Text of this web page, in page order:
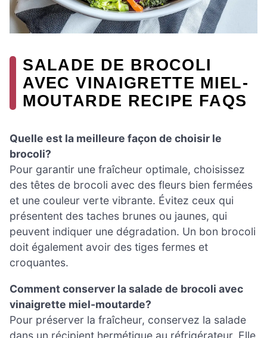
SALADE DE BROCOLI
AVEC VINAIGRETTE MIEL-
MOUTARDE RECIPE FAQS
Quelle est la meilleure façon de choisir le
brocoli?
Pour garantir une fraîcheur optimale, choisissez
des têtes de brocoli avec des fleurs bien fermées
et une couleur verte vibrante. Évitez ceux qui
présentent des taches brunes ou jaunes, qui
peuvent indiquer une dégradation. Un bon brocoli
doit également avoir des tiges fermes et
croquantes.
Comment conserver la salade de brocoli avec
vinaigrette miel-moutarde?
Pour préserver la fraîcheur, conservez la salade
dans un récipient hermétique au réfrigérateur. Elle